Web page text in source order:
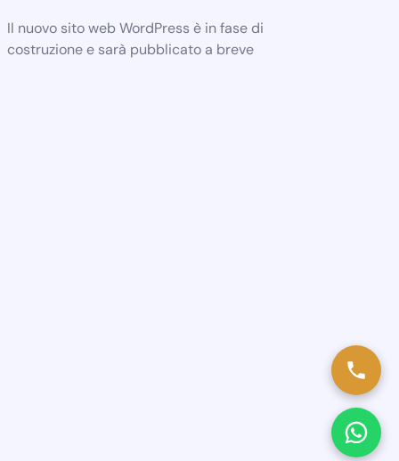
Il nuovo sito web WordPress è in fase di
costruzione e sarà pubblicato a breve